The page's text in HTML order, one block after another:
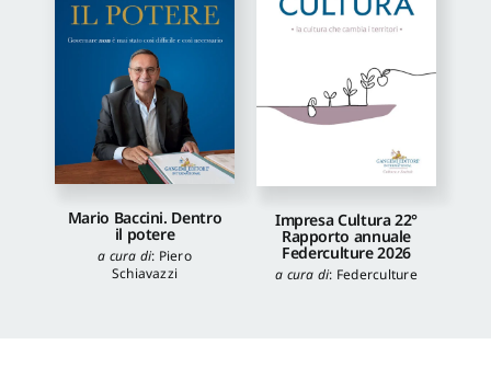
Mario Baccini. Dentro
il potere
a cura di: Piero
Schiavazzi
Impresa Cultura 22°
Rapporto annuale
Federculture 2026
a cura di: Federculture